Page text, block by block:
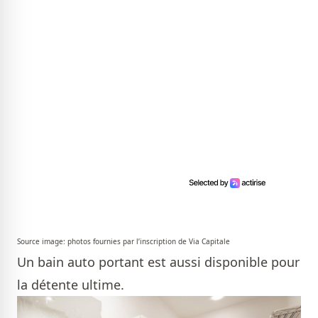
Source image: photos fournies par l’inscription de Via Capitale
Un bain auto portant est aussi disponible pour
la détente ultime.